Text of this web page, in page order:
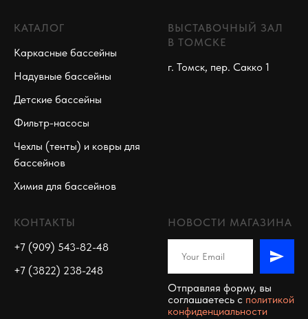
КАТАЛОГ
Каркасные бассейны
Надувные бассейны
Детские бассейны
Фильтр-насосы
Чехлы (тенты) и ковры для
бассейнов
Химия для бассейнов
ВЫСТАВОЧНЫЙ ЗАЛ
В ТОМСКЕ
г. Томск, пер. Сакко 1
КОНТАКТЫ
+7 (909) 543-82-48
+7 (3822) 238-248
НОВОСТИ МАГАЗИНА
Отправляя форму, вы
соглашаетесь c политикой
конфиденциальности